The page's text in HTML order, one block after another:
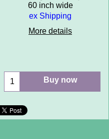
60 inch wide
ex Shipping
More details
Buy now